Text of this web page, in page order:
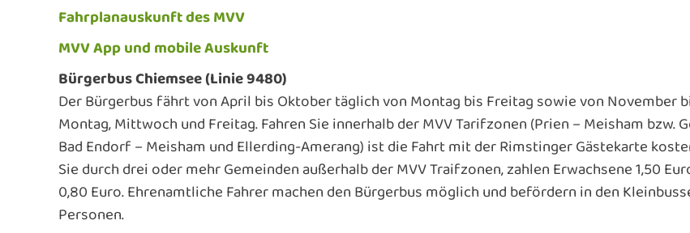
Fahrplanauskunft des MVV
MVV App und mobile Auskunft
Bürgerbus Chiemsee (Linie 9480)
Der Bürgerbus fährt von April bis Oktober täglich von Montag bis Freitag sowie von November
Montag, Mittwoch und Freitag. Fahren Sie innerhalb der MVV Tarifzonen (Prien – Meisham bzw.
Bad Endorf – Meisham und Ellerding-Amerang) ist die Fahrt mit der Rimstinger Gästekarte
Sie durch drei oder mehr Gemeinden außerhalb der MVV Traifzonen, zahlen Erwachsene 1,50
0,80 Euro. Ehrenamtliche Fahrer machen den Bürgerbus möglich und befördern in den
Personen.